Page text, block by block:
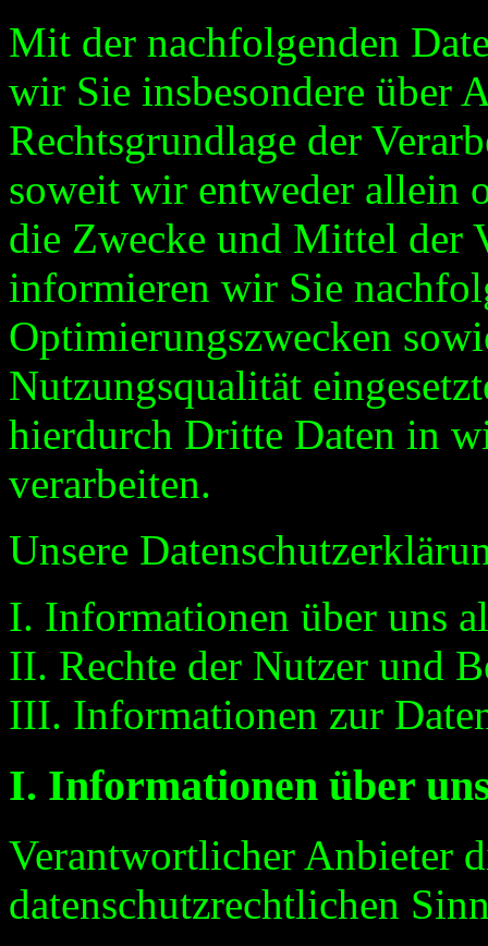
Mit der nachfolgenden
wir Sie insbesondere über
Rechtsgrundlage der
soweit wir entweder allein
die Zwecke und Mittel der
informieren wir Sie
Optimierungszwecken
Nutzungsqualität
hierdurch Dritte Daten in
verarbeiten.
Unsere
I. Informationen über uns
II. Rechte der Nutzer und
III. Informationen zur
I. Informationen über
Verantwortlicher Anbieter
datenschutzrechtlichen